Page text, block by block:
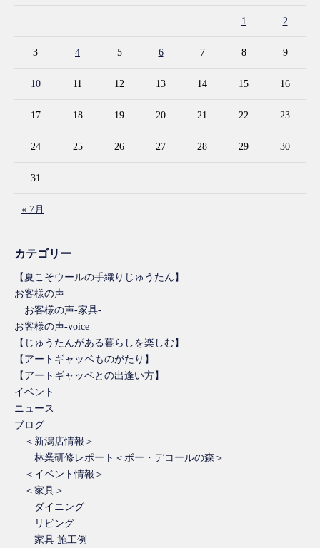
1 2
3 4 5 6 7 8 9
10 11 12 13 14 15 16
17 18 19 20 21 22 23
24 25 26 27 28 29 30
31
« 7月
カテゴリー
【夏こそウールの手織りじゅうたん】
お客様の声
お客様の声-家具-
お客様の声-voice
【じゅうたんがある暮らしを楽しむ】
【アートギャッベものがたり】
【アートギャッベとの出逢い方】
イベント
ニュース
ブログ
＜新潟店情報＞
林業研修レポート＜ボー・デコールの森＞
＜イベント情報＞
＜家具＞
ダイニング
リビング
家具 施工例